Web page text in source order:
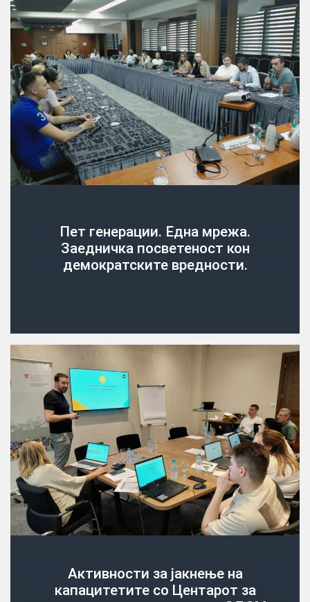
Пет генерации. Една мрежа.
Заедничка посветеност кон
демократските вредности.
Активности за јакнење на
капацитетите со Центарот за